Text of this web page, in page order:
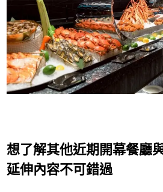
想了解其他近期開幕餐廳
延伸內容不可錯過